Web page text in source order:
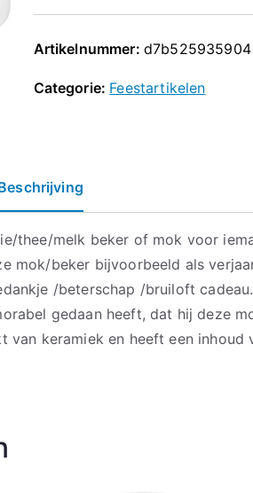
Artikelnummer: d7b525935904
Categorie: Feestartikelen
thee/melk beker of mok voor
mok/beker bijvoorbeeld als
/beterschap /bruiloft
gedaan heeft, dat hij deze
van keramiek en heeft een inhoud